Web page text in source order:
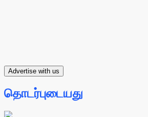
Advertise with us
தொடர்புடையது